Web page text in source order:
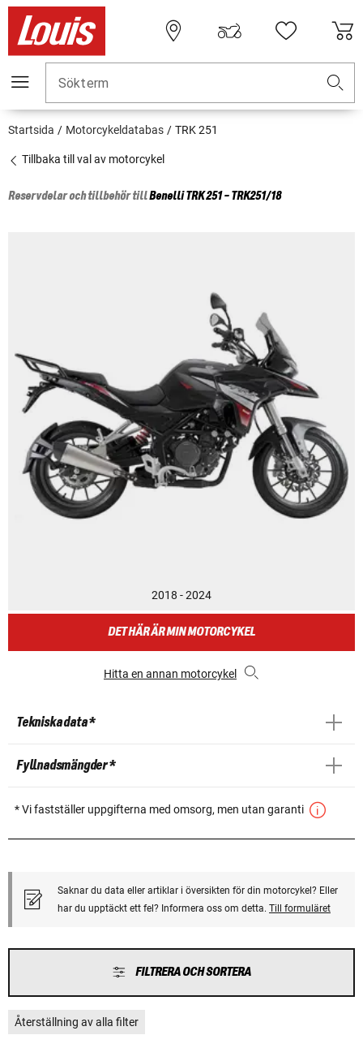
Sökterm
Startsida Motorcykeldatabas TRK 251
Tillbaka till val av motorcykel
Reservdelar och tillbehör tillBenelliTRK 251 - TRK251/18
2018 - 2024
DET HÄR ÄR MIN MOTORCYKEL
Hitta en annan motorcykel
Tekniska data *
Fyllnadsmängder *
* Vi fastställer uppgifterna med omsorg, men utan garanti
Saknar du data eller artiklar i översikten för din motorcykel? Eller
har du upptäckt ett fel? Informera oss om detta. Till formuläret
FILTRERA OCH SORTERA
Återställning av alla filter